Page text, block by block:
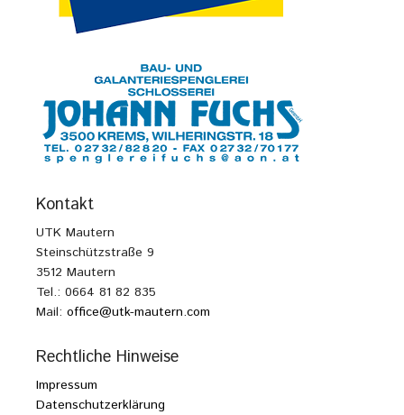
Kontakt
UTK Mautern
Steinschützstraße 9
3512 Mautern
Tel.: 0664 81 82 835
Mail: office@utk-mautern.com
Rechtliche Hinweise
Impressum
Datenschutzerklärung